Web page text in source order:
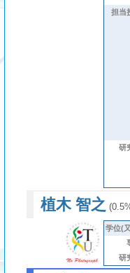
担当
研
植木 智之
学位(
研